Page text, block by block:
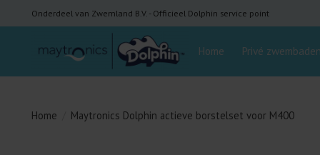
Onderdeel van Zwemland B.V. - Officieel Dolphin service point
Home Privé zwembaden
Home Maytronics Dolphin actieve borstelset voor M400